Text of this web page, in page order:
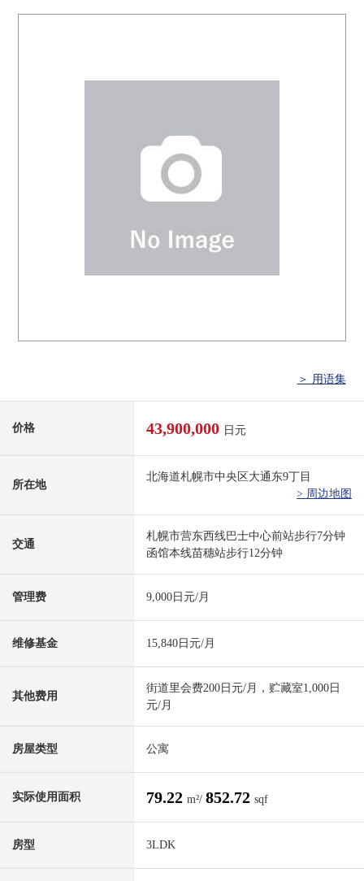
＞ 用语集
价格 43,900,000 日元
所在地
北海道札幌市中央区大通东9丁目
> 周边地图
交通
札幌市营东西线巴士中心前站步行7分钟
函馆本线苗穗站步行12分钟
管理费 9,000日元/月
维修基金 15,840日元/月
其他费用
街道里会费200日元/月，贮藏室1,000日
元/月
房屋类型 公寓
实际使用面积 79.22 m²/ 852.72 sqf
房型 3LDK